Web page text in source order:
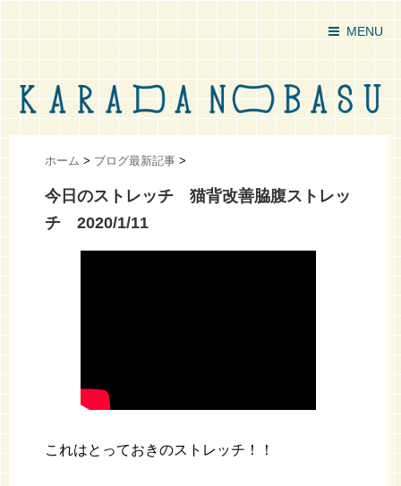
MENU
ホーム > ブログ最新記事 >
今日のストレッチ 猫背改善脇腹ストレッ
チ 2020/1/11
これはとっておきのストレッチ！！